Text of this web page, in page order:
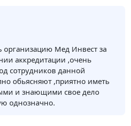
организацию Мед Инвест за
аккредитации ,очень
сотрудников данной
обьясняют ,приятно иметь
и знающими свое дело
однозначно.